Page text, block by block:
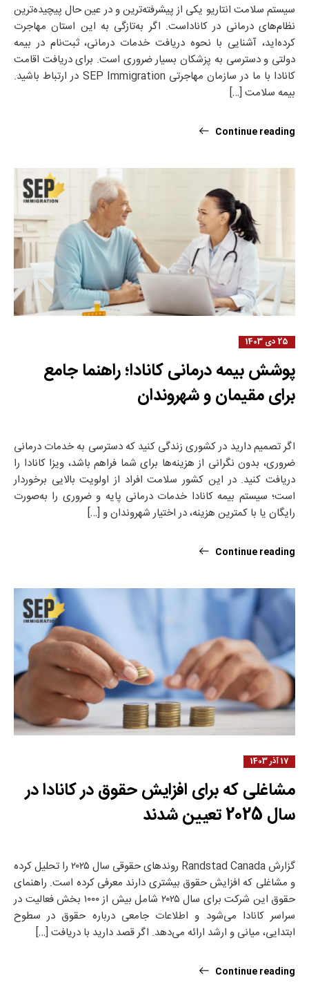
سیستم سلامت انتاریو یکی از پیشرفته‌ترین و در عین حال پیچیده‌ترین
نظام‌های درمانی در کاناداست. اگر به‌تازگی به این استان مهاجرت
کرده‌اید، آشنایی با نحوه دریافت خدمات درمانی، ثبت‌نام در بیمه
دولتی و دسترسی به پزشکان بسیار ضروری است. برای دریافت اقامت
کانادا با ما در سازمان مهاجرتی SEP Immigration در ارتباط باشید.
بیمه سلامت […]
Continue reading
25 دی 1403
پوشش بیمه درمانی کانادا؛ راهنما جامع
برای مقیمان و شهروندان
اگر تصمیم دارید در کشوری زندگی کنید که دسترسی به خدمات درمانی
ضروری، بدون نگرانی از هزینه‌ها برای شما فراهم باشد، ویزا کانادا را
دریافت کنید. در این کشور سلامت افراد از اولویت بالایی برخوردار
است؛ سیستم بیمه کانادا خدمات درمانی پایه و ضروری را به‌صورت
رایگان یا با کمترین هزینه، در اختیار شهروندان و […]
Continue reading
17 آذر 1403
مشاغلی که برای افزایش حقوق در کانادا در
سال 2025 تعیین شدند
گزارش Randstad Canada روندهای حقوقی سال ۲۰۲۵ را تحلیل کرده
و مشاغلی که افزایش حقوق بیشتری دارند معرفی کرده است. راهنمای
حقوق این شرکت برای سال ۲۰۲۵ شامل بیش از ۱۰۰۰ بخش فعالیت در
سراسر کانادا می‌شود و اطلاعات جامعی درباره حقوق در سطوح
ابتدایی، میانی و ارشد ارائه می‌دهد. اگر قصد دارید با دریافت […]
Continue reading